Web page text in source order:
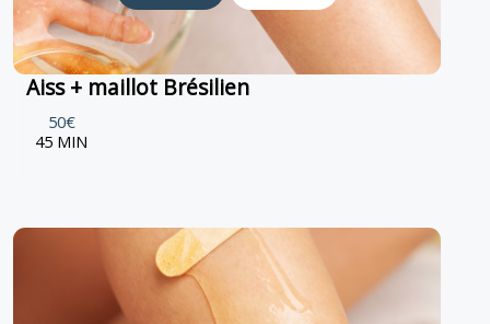
Aiss + maillot Brésilien
50€
45 MIN